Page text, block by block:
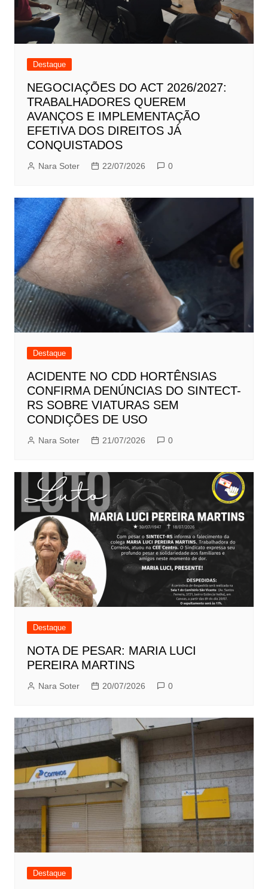
Destaque
NEGOCIAÇÕES DO ACT 2026/2027:
TRABALHADORES QUEREM
AVANÇOS E IMPLEMENTAÇÃO
EFETIVA DOS DIREITOS JÁ
CONQUISTADOS
Nara Soter 22/07/2026 0
Destaque
ACIDENTE NO CDD HORTÊNSIAS
CONFIRMA DENÚNCIAS DO SINTECT-
RS SOBRE VIATURAS SEM
CONDIÇÕES DE USO
Nara Soter 21/07/2026 0
Destaque
NOTA DE PESAR: MARIA LUCI
PEREIRA MARTINS
Nara Soter 20/07/2026 0
Destaque